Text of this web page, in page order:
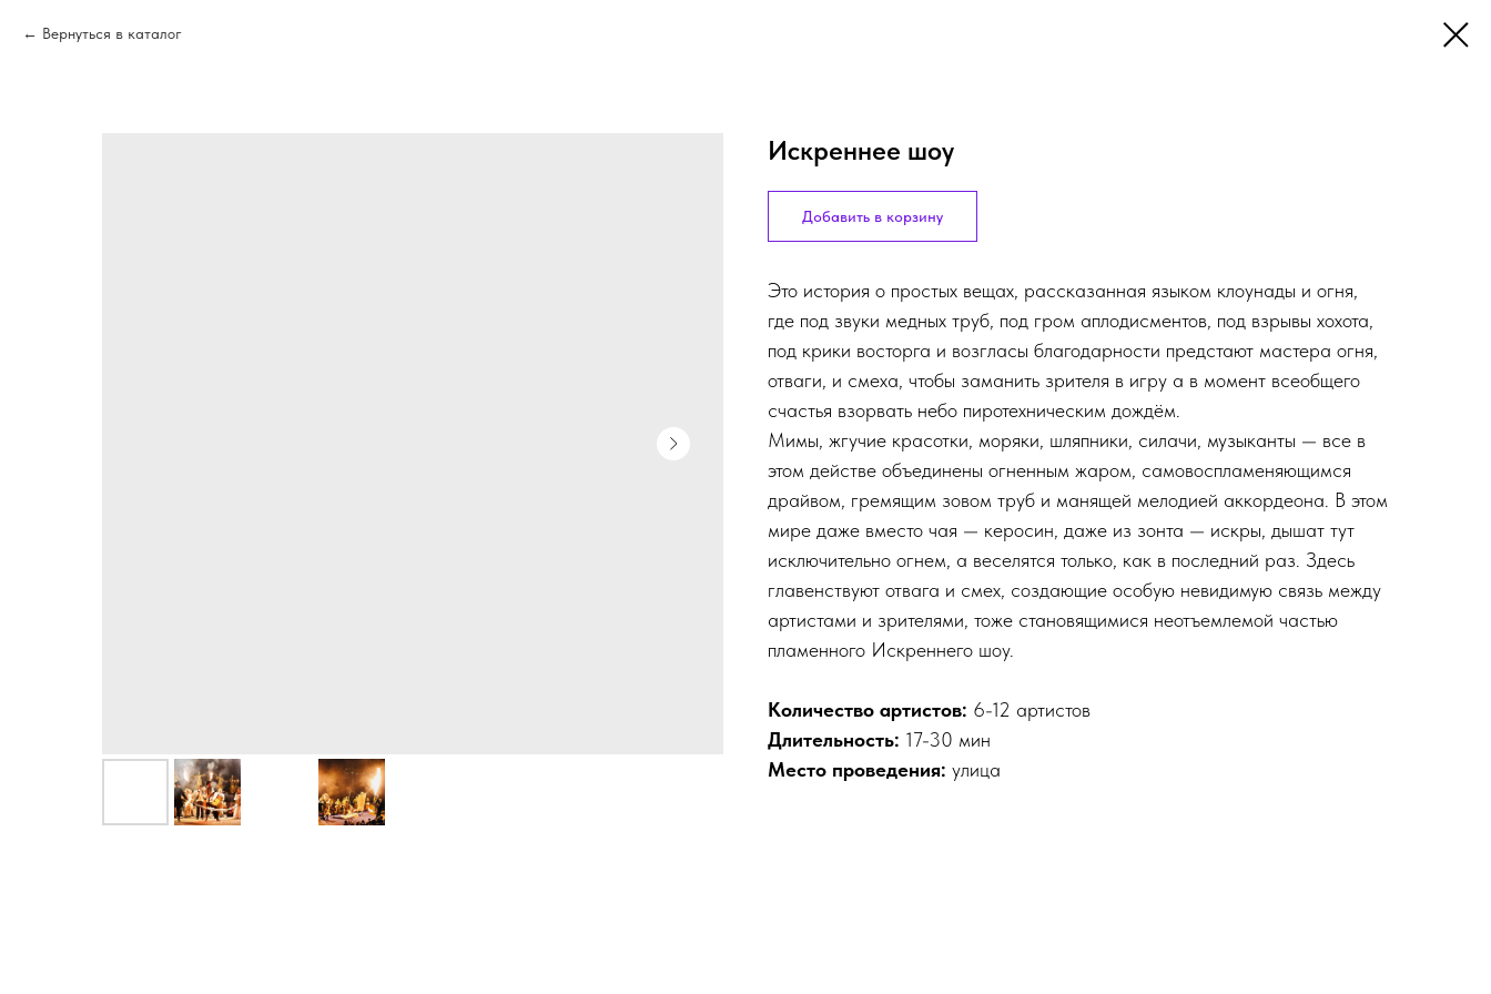
Вернуться в каталог
Искреннее шоу
Добавить в корзину
Это история о простых вещах, рассказанная языком клоунады и огня,
где под звуки медных труб, под гром аплодисментов, под взрывы хохота,
под крики восторга и возгласы благодарности предстают мастера огня,
отваги, и смеха, чтобы заманить зрителя в игру а в момент всеобщего
счастья взорвать небо пиротехническим дождём.
Мимы, жгучие красотки, моряки, шляпники, силачи, музыканты — все в
этом действе объединены огненным жаром, самовоспламеняющимся
драйвом, гремящим зовом труб и манящей мелодией аккордеона. В этом
мире даже вместо чая — керосин, даже из зонта — искры, дышат тут
исключительно огнем, а веселятся только, как в последний раз. Здесь
главенствуют отвага и смех, создающие особую невидимую связь между
артистами и зрителями, тоже становящимися неотъемлемой частью
пламенного Искреннего шоу.
Количество артистов: 6-12 артистов
Длительность: 17-30 мин
Место проведения: улица